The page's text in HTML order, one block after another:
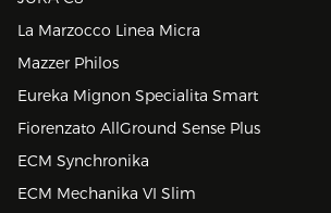
La Marzocco Linea Micra
Mazzer Philos
Eureka Mignon Specialita Smart
Fiorenzato AllGround Sense Plus
ECM Synchronika
ECM Mechanika VI Slim